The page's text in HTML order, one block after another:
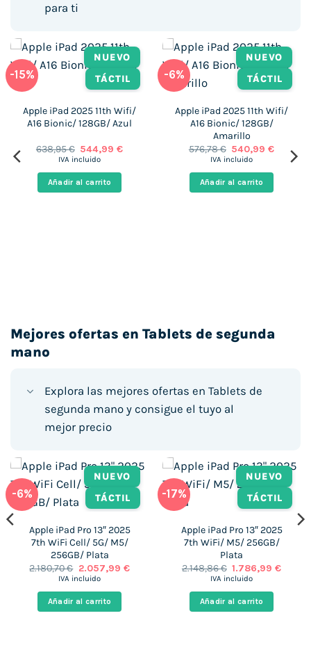
para ti
-15%
NUEVO
TÁCTIL
Apple iPad 2025 11th Wifi/
A16 Bionic/ 128GB/ Azul
638,95€ El
precio
era:
638,95 €.
544,99€El
IVA incluido
Añadir al carrito
-6%
NUEVO
TÁCTIL
Apple iPad 2025 11th Wifi/
A16 Bionic/ 128GB/
Amarillo
576,78€ El
precio
era:
576,78 €.
540,99€El
precio
IVA incluido
Añadir al carrito
Mejores ofertas en Tablets de segunda
mano
Explora las mejores ofertas en Tablets de
segunda mano y consigue el tuyo al
mejor precio
-6%
NUEVO
TÁCTIL
Apple iPad Pro 13″ 2025
7th WiFi Cell/ 5G/ M5/
256GB/ Plata
2.180,70€ El
precio
era:
2.180,70 €.
2.057,99 €El
IVA incluido
Añadir al carrito
-17%
NUEVO
TÁCTIL
Apple iPad Pro 13″ 2025
7th WiFi/ M5/ 256GB/
Plata
2.148,86€ El
precio
era:
2.148,86 €.
1.786,99€El
IVA incluido
Añadir al carrito